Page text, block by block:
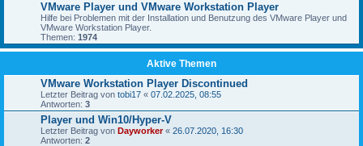
VMware Player und VMware Workstation Player
Hilfe bei Problemen mit der Installation und Benutzung des VMware Player und
VMware Workstation Player.
Themen: 1974
Aktive Themen
VMware Workstation Player Discontinued
Letzter Beitrag von tobi17 « 07.02.2025, 08:55
Antworten: 3
Player und Win10/Hyper-V
Letzter Beitrag von Dayworker« 26.07.2020, 16:30
Antworten: 2